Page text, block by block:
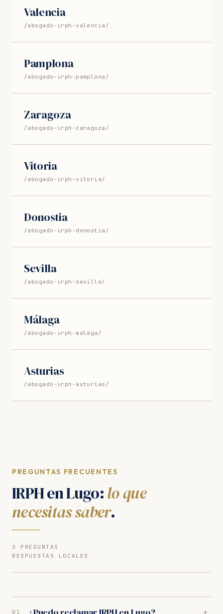
Valencia
/abogado-irph-valencia/
Pamplona
/abogado-irph-pamplona/
Zaragoza
/abogado-irph-zaragoza/
Vitoria
/abogado-irph-vitoria/
Donostia
/abogado-irph-donostia/
Sevilla
/abogado-irph-sevilla/
Málaga
/abogado-irph-malaga/
Asturias
/abogado-irph-asturias/
PREGUNTAS FRECUENTES
IRPH en Lugo:lo que
necesitas saber.
3 PREGUNTAS
RESPUESTAS LOCALES
01 +